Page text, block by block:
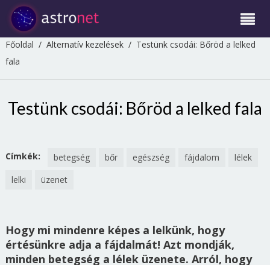
Főoldal / Alternatív kezelések/ Testünk csodái: Bőröd a lelked
fala
Testünk csodái: Bőröd a lelked fala
Címkék: betegség bőr egészség fájdalom
lélek
lelki
üzenet
Hogy mi mindenre képes a lelkünk, hogy
értésünkre adja a fájdalmát! Azt mondják,
minden betegség a lélek üzenete. Arról, hogy